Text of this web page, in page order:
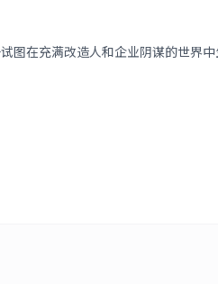
在充满改造人和企业阴谋的世界中